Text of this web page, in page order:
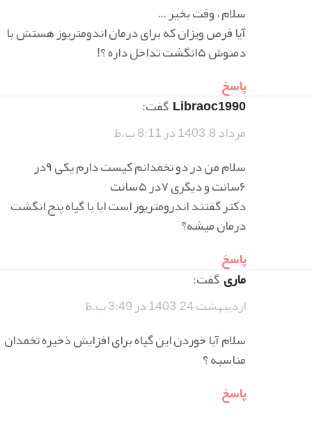
سلام ، وقت بخیر …
آیا قرص ویزان که برای درمان اندومتریوز هستش با
دمنوش ۵انگشت تداخل داره ؟!
پاسخ
Libraoc1990 گفت:
مرداد 8, 1403 در 8:11 ب.ظ
سلام من در دو تخمدانم کیست دارم یکی ۹در
۶سانت و دیگری ۷در ۵سانت
دکتر گفتند اندرومتریوز است ایا با گیاه پنج انگشت
درمان میشه؟
پاسخ
ماریگفت:
اردیبهشت 24, 1403 در 3:49 ب.ظ
سلام آیا خوردن این گیاه برای افزایش ذخیره تخمدان
مناسبه ؟
پاسخ